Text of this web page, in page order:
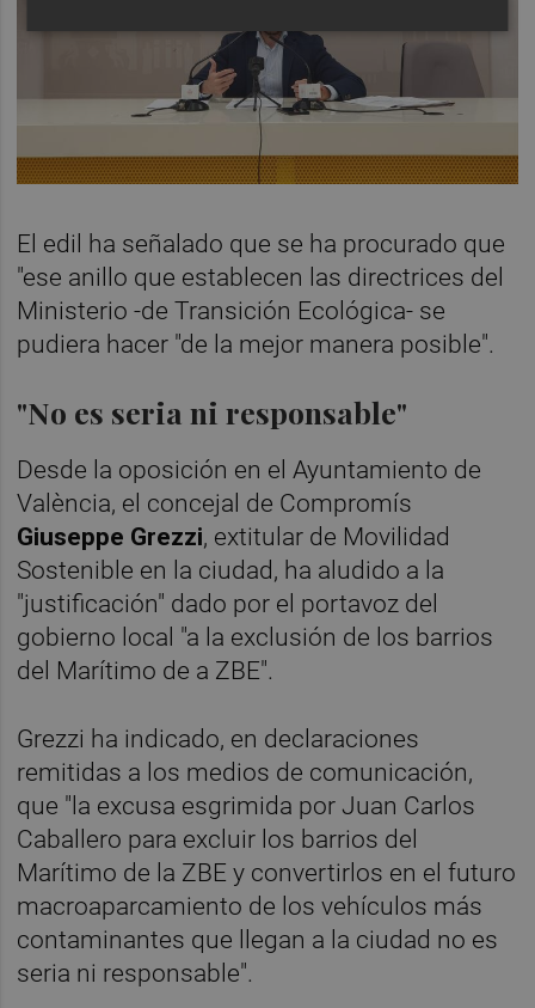
El edil ha señalado que se ha procurado que
"ese anillo que establecen las directrices del
Ministerio -de Transición Ecológica- se
pudiera hacer "de la mejor manera posible".
"No es seria ni responsable"
Desde la oposición en el Ayuntamiento de
València, el concejal de Compromís
Giuseppe Grezzi, extitular de Movilidad
Sostenible en la ciudad, ha aludido a la
"justificación" dado por el portavoz del
gobierno local "a la exclusión de los barrios
del Marítimo de a ZBE".
Grezzi ha indicado, en declaraciones
remitidas a los medios de comunicación,
que "la excusa esgrimida por Juan Carlos
Caballero para excluir los barrios del
Marítimo de la ZBE y convertirlos en el futuro
macroaparcamiento de los vehículos más
contaminantes que llegan a la ciudad no es
seria ni responsable".